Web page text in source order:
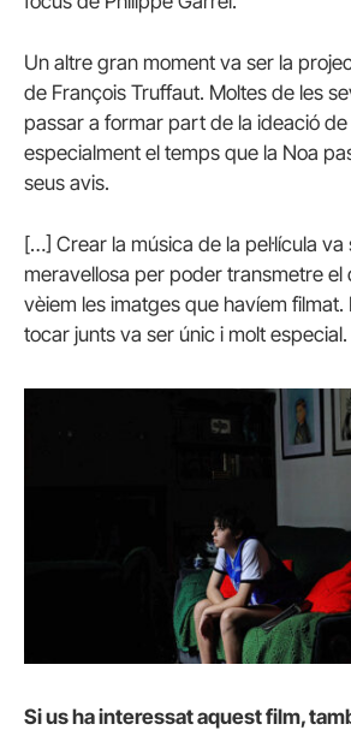
Un altre gran moment va ser la
de François Truffaut. Moltes de les
passar a formar part de la ideació de
especialment el temps que la Noa
seus avis.
[…] Crear la música de la pel·lícula
meravellosa per poder transmetre el
vèiem les imatges que havíem
tocar junts va ser únic i molt especial.
Si us ha interessat aquest film,